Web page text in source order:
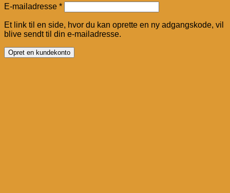
E-mailadresse *Påkrævet
Et link til en side, hvor du kan oprette en ny adgangskode, vil
blive sendt til din e-mailadresse.
Opret en kundekonto